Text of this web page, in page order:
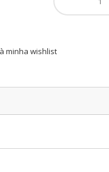
minha wishlist